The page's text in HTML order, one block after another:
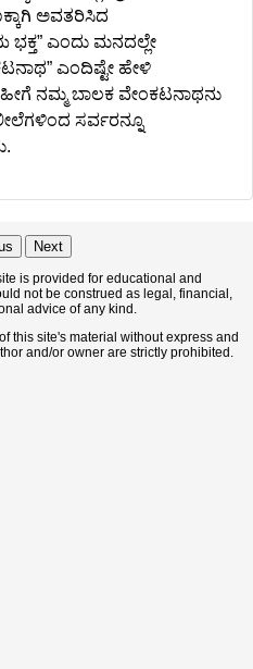
ಅವತರಿಸಿದ
ಎಂದು ಮನದಲ್ಲೇ
ಎಂದಿಷ್ಟೇ ಹೇಳಿ
ನಮ್ಮ ಬಾಲಕ ವೇಂಕಟನಾಥನು
ಲೀಲೆಗಳಿಂದ ಸರ್ವರನ್ನೂ
Next
is provided for educational and
not be construed as legal, financial,
advice of any kind.
this site's material without express and
and/or owner are strictly prohibited.